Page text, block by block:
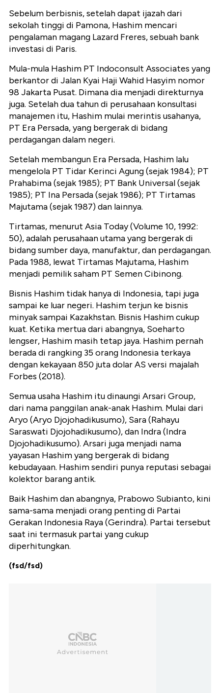
Sebelum berbisnis, setelah dapat ijazah dari
sekolah tinggi di Pamona, Hashim mencari
pengalaman magang Lazard Freres, sebuah bank
investasi di Paris.
Mula-mula Hashim PT Indoconsult Associates yang
berkantor di Jalan Kyai Haji Wahid Hasyim nomor
98 Jakarta Pusat. Dimana dia menjadi direkturnya
juga. Setelah dua tahun di perusahaan konsultasi
manajemen itu, Hashim mulai merintis usahanya,
PT Era Persada, yang bergerak di bidang
perdagangan dalam negeri.
Setelah membangun Era Persada, Hashim lalu
mengelola PT Tidar Kerinci Agung (sejak 1984); PT
Prahabima (sejak 1985); PT Bank Universal (sejak
1985); PT Ina Persada (sejak 1986); PT Tirtamas
Majutama (sejak 1987) dan lainnya.
Tirtamas, menurut Asia Today (Volume 10, 1992:
50), adalah perusahaan utama yang bergerak di
bidang sumber daya, manufaktur, dan perdagangan.
Pada 1988, lewat Tirtamas Majutama, Hashim
menjadi pemilik saham PT Semen Cibinong.
Bisnis Hashim tidak hanya di Indonesia, tapi juga
sampai ke luar negeri. Hashim terjun ke bisnis
minyak sampai Kazakhstan. Bisnis Hashim cukup
kuat. Ketika mertua dari abangnya, Soeharto
lengser, Hashim masih tetap jaya. Hashim pernah
berada di rangking 35 orang Indonesia terkaya
dengan kekayaan 850 juta dolar AS versi majalah
Forbes (2018).
Semua usaha Hashim itu dinaungi Arsari Group,
dari nama panggilan anak-anak Hashim. Mulai dari
Aryo (Aryo Djojohadikusumo), Sara (Rahayu
Saraswati Djojohadikusumo), dan Indra (Indra
Djojohadikusumo). Arsari juga menjadi nama
yayasan Hashim yang bergerak di bidang
kebudayaan. Hashim sendiri punya reputasi sebagai
kolektor barang antik.
Baik Hashim dan abangnya, Prabowo Subianto, kini
sama-sama menjadi orang penting di Partai
Gerakan Indonesia Raya (Gerindra). Partai tersebut
saat ini termasuk partai yang cukup
diperhitungkan.
(fsd/fsd)